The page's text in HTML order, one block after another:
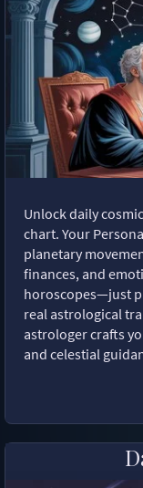
Unlock daily
chart. Your
planetary
finances, and
horoscopes—just
real astrological
astrologer crafts
and celestial